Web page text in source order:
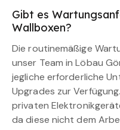
Gibt es
Wallboxen?
Die routinemäßige
unser Team in Löbau
jegliche erforderliche
Upgrades zur
privaten
da diese nicht dem